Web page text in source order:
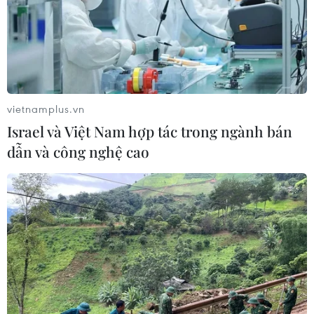
05/08/2026 09:39
Cách các sân bay Mỹ rút ngắn thời
gian làm thủ tục
Trung Quốc: Cảnh sát Hong Kong,
Macau triệt phá vụ lừa đảo đầu tư
Fun Coffee
05/08/2026 06:41
Afghanistan đối mặt khủng hoảng
lương thực nghiêm trọng do thiếu
vietnamplus.vn
Israel và Việt Nam hợp tác trong ngành bán
dẫn và công nghệ cao